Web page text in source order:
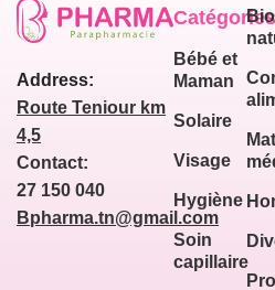
Address:
Route Teniour km
4,5
Contact:
27 150 040
Bpharma.tn@gmail.com
Catégories
Bébé et
Maman
Solaire
Visage
Hygiène
Soin
capillaire